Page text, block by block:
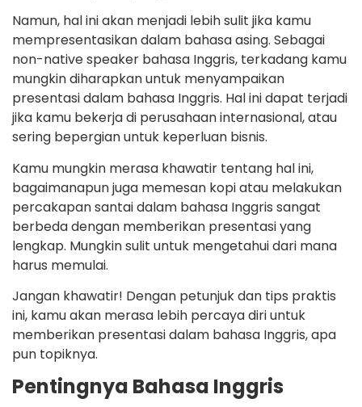
Namun, hal ini akan menjadi lebih sulit jika kamu
mempresentasikan dalam bahasa asing. Sebagai
non-native speaker bahasa Inggris, terkadang kamu
mungkin diharapkan untuk menyampaikan
presentasi dalam bahasa Inggris. Hal ini dapat terjadi
jika kamu bekerja di perusahaan internasional, atau
sering bepergian untuk keperluan bisnis.
Kamu mungkin merasa khawatir tentang hal ini,
bagaimanapun juga memesan kopi atau melakukan
percakapan santai dalam bahasa Inggris sangat
berbeda dengan memberikan presentasi yang
lengkap. Mungkin sulit untuk mengetahui dari mana
harus memulai.
Jangan khawatir! Dengan petunjuk dan tips praktis
ini, kamu akan merasa lebih percaya diri untuk
memberikan presentasi dalam bahasa Inggris, apa
pun topiknya.
Pentingnya Bahasa Inggris